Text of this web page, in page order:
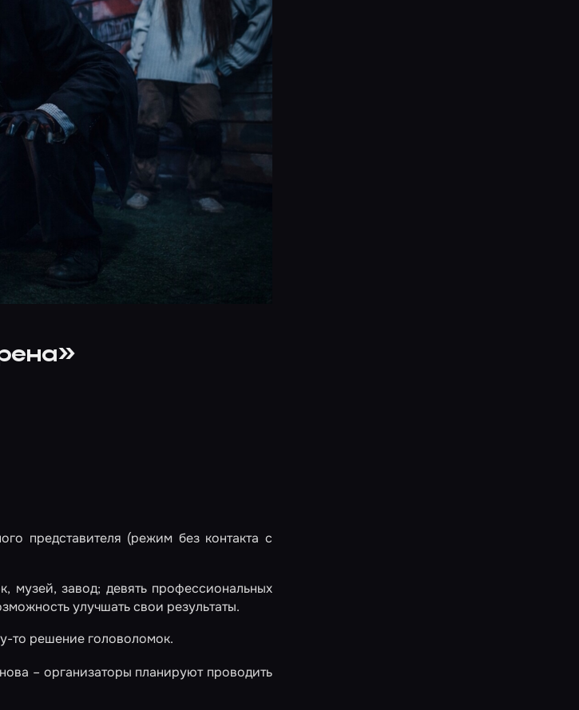
представителя (режим без контакта с
музей, завод; девять профессиональных
улучшать свои результаты.
то решение головоломок.
– организаторы планируют проводить